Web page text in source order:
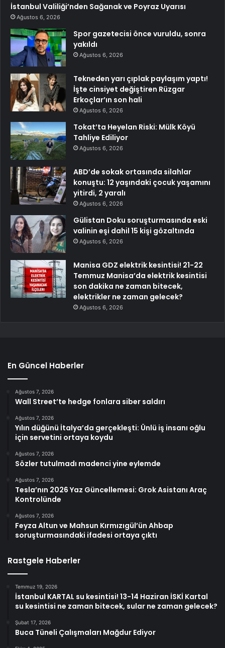
İstanbul Valiliği’nden Sağanak ve Poyraz Uyarısı
Ağustos 6, 2026
Spor gazetecisi önce vuruldu, sonra
yakıldı
Ağustos 6, 2026
Tekneden yarı çıplak paylaşım yaptı!
İşte cinsiyet değiştiren Rüzgar
Erkoçlar’ın son hali
Ağustos 6, 2026
Tokat’ta Heyelan Riski: Mülk Köyü
Tahliye Ediliyor
Ağustos 6, 2026
ABD’de sokak ortasında silahlar
konuştu: 12 yaşındaki çocuk yaşamını
yitirdi, 2 yaralı
Ağustos 6, 2026
Gülistan Doku soruşturmasında eski
valinin eşi dahil 15 kişi gözaltında
Ağustos 6, 2026
Manisa GDZ elektrik kesintisi! 21-22
Temmuz Manisa’da elektrik kesintisi
son dakika ne zaman bitecek,
elektrikler ne zaman gelecek?
Ağustos 6, 2026
En Güncel Haberler
Ağustos 7, 2026
Wall Street’te hedge fonlara siber saldırı
Ağustos 7, 2026
Yılın düğünü İtalya’da gerçekleşti: Ünlü iş insanı oğlu
için servetini ortaya koydu
Ağustos 7, 2026
Sözler tutulmadı madenci yine eylemde
Ağustos 7, 2026
Tesla’nın 2026 Yaz Güncellemesi: Grok Asistanı Araç
Kontrolünde
Ağustos 7, 2026
Feyza Altun ve Mahsun Kırmızıgül’ün Ahbap
soruşturmasındaki ifadesi ortaya çıktı
Rastgele Haberler
Temmuz 19, 2026
İstanbul KARTAL su kesintisi! 13-14 Haziran İSKİ Kartal
su kesintisi ne zaman bitecek, sular ne zaman gelecek?
Şubat 17, 2026
Buca Tüneli Çalışmaları Mağdur Ediyor